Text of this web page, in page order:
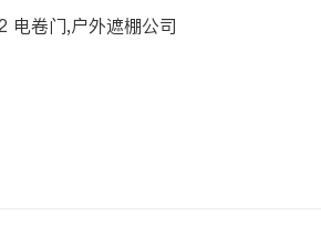
电卷门,户外遮棚公司